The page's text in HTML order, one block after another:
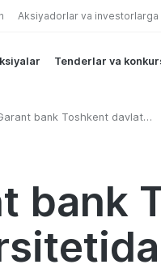
Aksiyadorlar va investorlarga
Tenderlar va
bank Toshkent davlat
bank